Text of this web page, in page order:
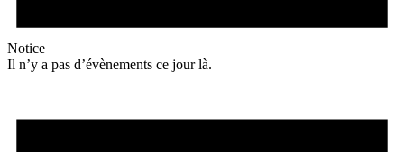
Notice
Il n’y a pas d’évènements ce jour là.